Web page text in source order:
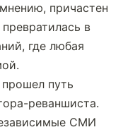
причастен
в
где любая
путь
реваншиста.
СМИ